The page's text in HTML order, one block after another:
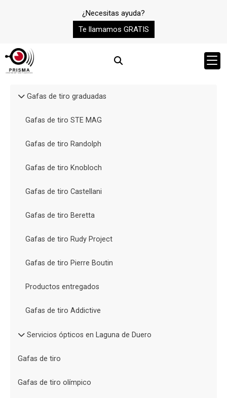
¿Necesitas ayuda?
Te llamamos GRATIS
Gafas de tiro graduadas
Gafas de tiro STE MAG
Gafas de tiro Randolph
Gafas de tiro Knobloch
Gafas de tiro Castellani
Gafas de tiro Beretta
Gafas de tiro Rudy Project
Gafas de tiro Pierre Boutin
Productos entregados
Gafas de tiro Addictive
Servicios ópticos en Laguna de Duero
Gafas de tiro
Gafas de tiro olímpico